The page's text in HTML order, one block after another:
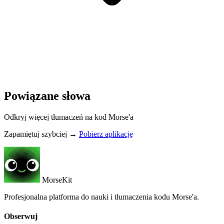
Powiązane słowa
Odkryj więcej tłumaczeń na kod Morse'a
Zapamiętuj szybciej → Pobierz aplikację
MorseKit
Profesjonalna platforma do nauki i tłumaczenia kodu Morse'a.
Obserwuj